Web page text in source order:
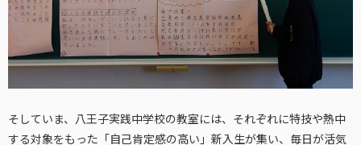
そしていま、八王子実践中学校の教室には、それぞれに特技や熱中
する対象をもった「自己肯定感の高い」新入生が集い、毎日が活気